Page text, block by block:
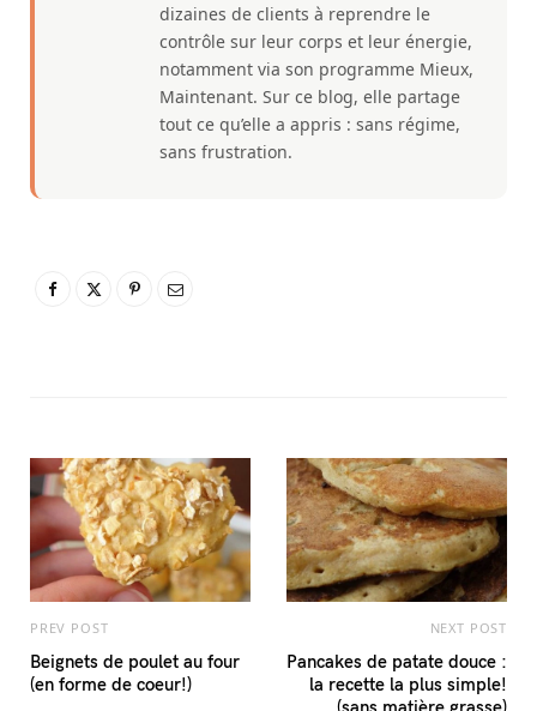
dizaines de clients à reprendre le
contrôle sur leur corps et leur énergie,
notamment via son programme Mieux,
Maintenant. Sur ce blog, elle partage
tout ce qu’elle a appris : sans régime,
sans frustration.
PREV POST
Beignets de poulet au four
(en forme de coeur!)
NEXT POST
Pancakes de patate douce :
la recette la plus simple!